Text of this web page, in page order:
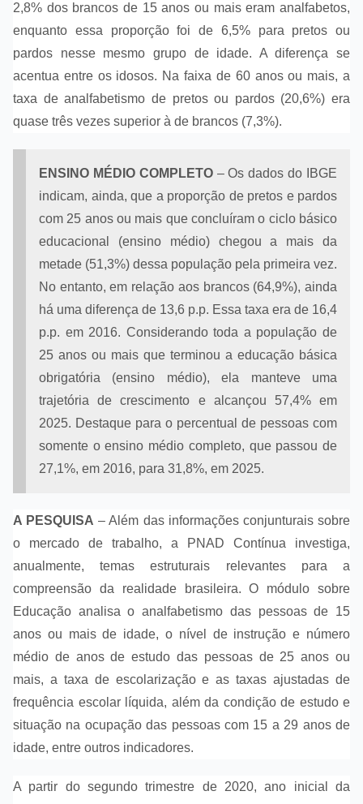
2,8% dos brancos de 15 anos ou mais eram analfabetos,
enquanto essa proporção foi de 6,5% para pretos ou
pardos nesse mesmo grupo de idade. A diferença se
acentua entre os idosos. Na faixa de 60 anos ou mais, a
taxa de analfabetismo de pretos ou pardos (20,6%) era
quase três vezes superior à de brancos (7,3%).
ENSINO MÉDIO COMPLETO– Os dados do IBGE
indicam, ainda, que a proporção de pretos e pardos
com 25 anos ou mais que concluíram o ciclo básico
educacional (ensino médio) chegou a mais da
metade (51,3%) dessa população pela primeira vez.
No entanto, em relação aos brancos (64,9%), ainda
há uma diferença de 13,6 p.p. Essa taxa era de 16,4
p.p. em 2016. Considerando toda a população de
25 anos ou mais que terminou a educação básica
obrigatória (ensino médio), ela manteve uma
trajetória de crescimento e alcançou 57,4% em
2025. Destaque para o percentual de pessoas com
somente o ensino médio completo, que passou de
27,1%, em 2016, para 31,8%, em 2025.
A PESQUISA – Além das informações conjunturais sobre
o mercado de trabalho, a PNAD Contínua investiga,
anualmente, temas estruturais relevantes para a
compreensão da realidade brasileira. O módulo sobre
Educação analisa o analfabetismo das pessoas de 15
anos ou mais de idade, o nível de instrução e número
médio de anos de estudo das pessoas de 25 anos ou
mais, a taxa de escolarização e as taxas ajustadas de
frequência escolar líquida, além da condição de estudo e
situação na ocupação das pessoas com 15 a 29 anos de
idade, entre outros indicadores.
A partir do segundo trimestre de 2020, ano inicial da